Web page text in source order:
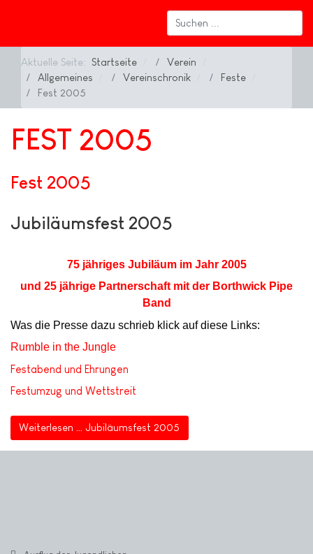
Aktuelle Seite: Startseite
Verein
Allgemeines
Vereinschronik
Feste
Fest 2005
FEST 2005
Fest 2005
Jubiläumsfest 2005
75 jähriges Jubiläum im Jahr 2005
und 25 jährige Partnerschaft mit der Borthwick Pipe
Band
Was die Presse dazu schrieb klick auf diese Links:
Rumble in the Jungle
Festabend und Ehrungen
Festumzug und Wettstreit
Weiterlesen … Jubiläumsfest 2005